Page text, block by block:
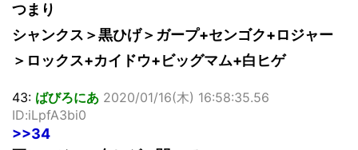
つまり
シャンクス＞黒ひげ＞ガープ+センゴク+ロジャー
＞ロックス+カイドウ+ビッグマム+白ヒゲ
43: ばびろにあ 2020/01/16(木) 16:58:35.56
ID:iLpfA3bi0
>>34